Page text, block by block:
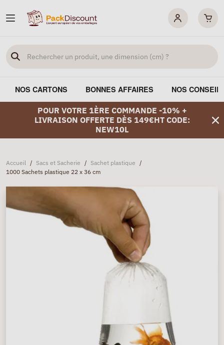
NOS CARTONS BONNES AFFAIRES NOS
POUR VOTRE 1ÈRE COMMANDE -10% +
LIVRAISON OFFERTE DÈS 149€HT CODE:
NEW10L
Accueil / Sacs et Sacherie / Sachet plastique /
1000 Sachets plastique 22 x 36 cm